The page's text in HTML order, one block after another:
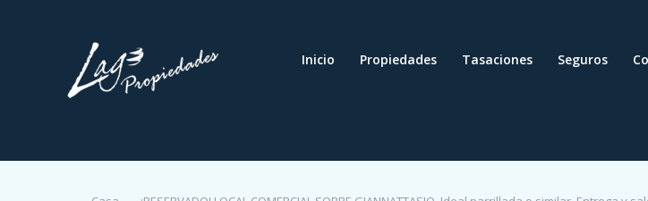
Inicio Propiedades Tasaciones Seguros